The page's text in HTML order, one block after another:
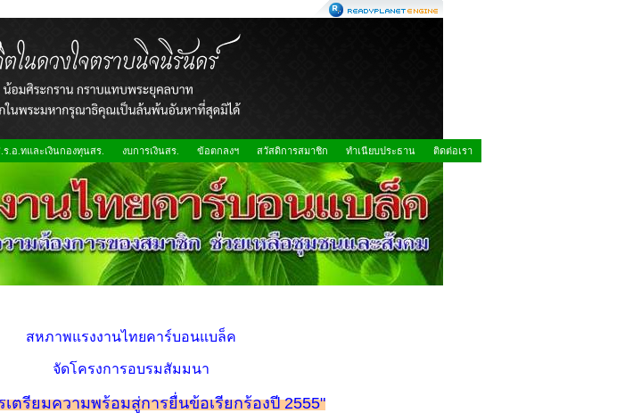
.อ.ทและเงินกองทุนสร. งบการเงินสร. ข้อตกลงฯ สวัสดิการสมาชิก ทำเนียบประธาน ติดต่อเรา
สหภาพแรงงานไทยคาร์บอนแบล็ค
จัดโครงการอบรมสัมมนา
เตรียมความพร้อมสู่การยื่นข้อเรียกร้องปี 2555"